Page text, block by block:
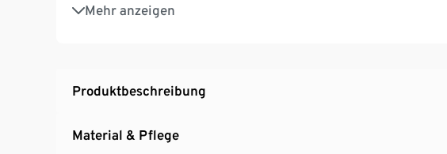
Mehr anzeigen
einen leichten Bodyforming-Effekt
Produktbeschreibung
Material & Pflege